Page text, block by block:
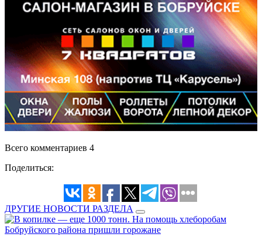
Всего комментариев 4
Поделиться:
ДРУГИЕ НОВОСТИ РАЗДЕЛА